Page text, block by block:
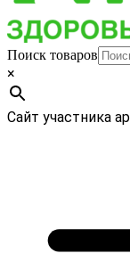
Поиск товаров
×
Сайт участника